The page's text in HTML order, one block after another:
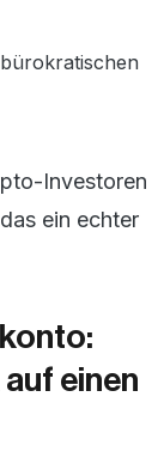
Investoren
ein echter
einen